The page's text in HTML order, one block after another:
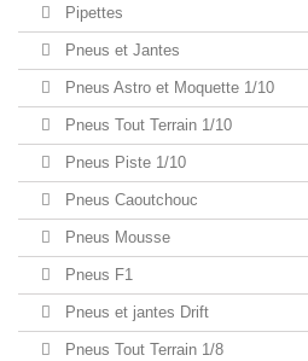
Pipettes
Pneus et Jantes
Pneus Astro et Moquette 1/10
Pneus Tout Terrain 1/10
Pneus Piste 1/10
Pneus Caoutchouc
Pneus Mousse
Pneus F1
Pneus et jantes Drift
Pneus Tout Terrain 1/8